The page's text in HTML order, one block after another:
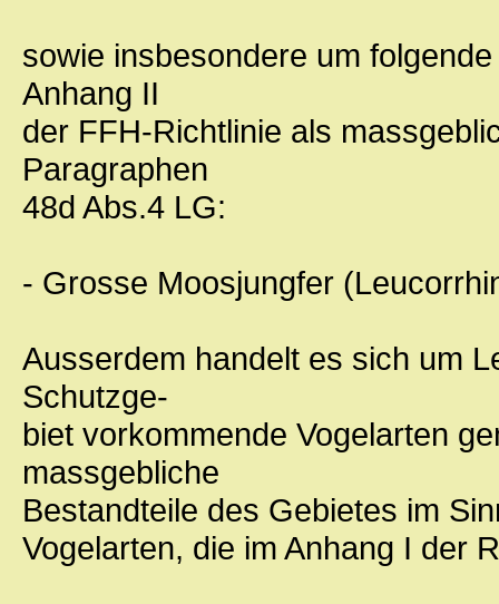
sowie insbesondere um
Anhang II
der FFH-Richtlinie als
Paragraphen
48d Abs.4 LG:
- Grosse Moosjungfer
Ausserdem handelt es sich um
Schutzge-
biet vorkommende Vogelarten
massgebliche
Bestandteile des Gebietes im
Vogelarten, die im Anhang I der